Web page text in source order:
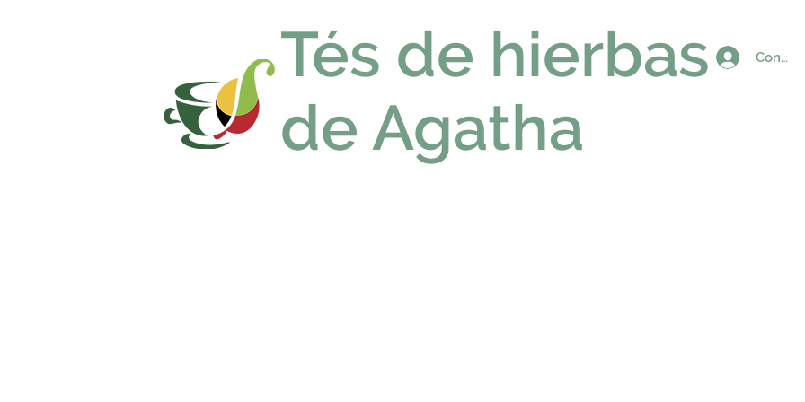
Tés de hierbas
de Agatha